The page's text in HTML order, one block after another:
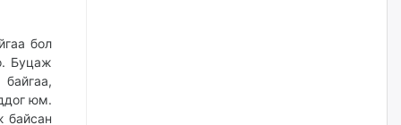
бол
Буцаж
юм.
байсан